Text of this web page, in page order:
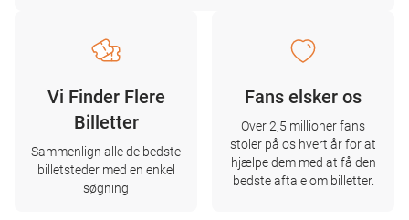
Vi Finder Flere
Billetter
Sammenlign alle de bedste
billetsteder med en enkel
søgning
Fans elsker os
Over 2,5 millioner fans
stoler på os hvert år for at
hjælpe dem med at få den
bedste aftale om billetter.